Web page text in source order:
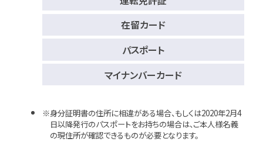
在留カード
パスポート
マイナンバーカード
身分証明書の住所に相違がある場合、もしくは2020年2月4
日以降発行のパスポートをお持ちの場合は、ご本人様名義
の現住所が確認できるものが必要となります。